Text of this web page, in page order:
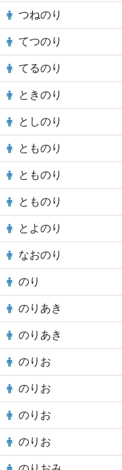
つねのり
てつのり
てるのり
ときのり
としのり
とものり
とものり
とものり
とよのり
なおのり
のり
のりあき
のりあき
のりお
のりお
のりお
のりお